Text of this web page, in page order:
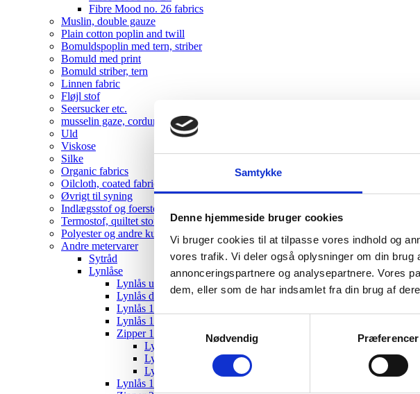
Samtykke
Denne hjemmeside bruger cookies
Vi bruger cookies til at tilpasse vores indhold og
vores trafik. Vi deler også oplysninger om din
annonceringspartnere og analysepartnere. Vores
dem, eller som de har indsamlet fra din brug af
Nødvendig
Præferencer
Fibre Mood no. 26 fabrics
Muslin, double gauze
Plain cotton poplin and twill
Bomuldspoplin med tern, striber
Bomuld med print
Bomuld striber, tern
Linnen fabric
Fløjl stof
Seersucker etc.
musselin gaze, corduroy , velvet
Uld
Viskose
Silke
Organic fabrics
Oilcloth, coated fabrics
Øvrigt til syning
Indlægsstof og foerstof
Termostof, quiltet stof
Polyester og andre kunststoffer
Andre metervarer
Sytråd
Lynlåse
Lynlås usynlig
Lynlås delbar
Lynlås 12 cm
Lynlås 15 cm
Zipper 10-19 cm
Lynlås med ring - 18 cm
Lynlås nylon 18 cm
Lynlås metal 22 cm
Lynlås 19 cm